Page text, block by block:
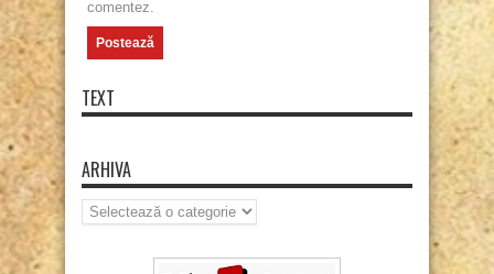
comentez.
TEXT
ARHIVA
Arhiva